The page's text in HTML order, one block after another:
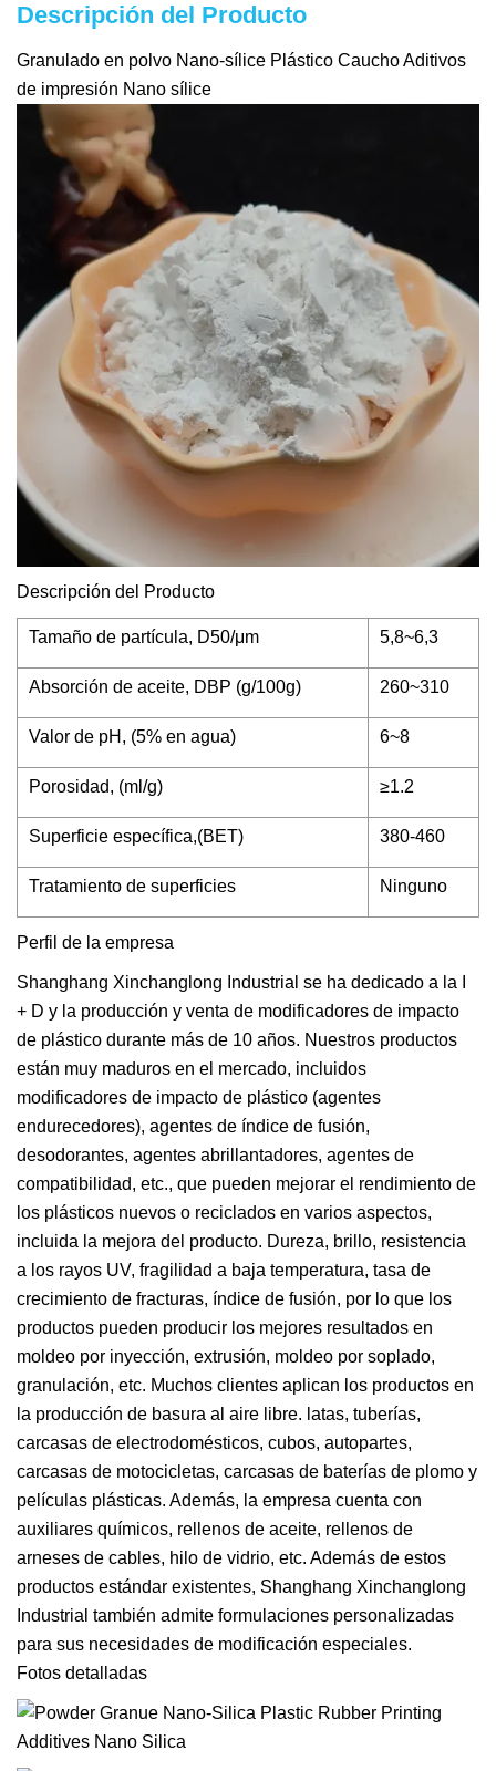
Descripción del Producto
Granulado en polvo Nano-sílice Plástico Caucho Aditivos
de impresión Nano sílice
Descripción del Producto
Tamaño de partícula, D50/μm 5,8~6,3
Absorción de aceite, DBP (g/100g) 260~310
Valor de pH, (5% en agua) 6~8
Porosidad, (ml/g) ≥1.2
Superficie específica,(BET) 380-460
Tratamiento de superficies Ninguno
Perfil de la empresa
Shanghang Xinchanglong Industrial se ha dedicado a la I
+ D y la producción y venta de modificadores de impacto
de plástico durante más de 10 años. Nuestros productos
están muy maduros en el mercado, incluidos
modificadores de impacto de plástico (agentes
endurecedores), agentes de índice de fusión,
desodorantes, agentes abrillantadores, agentes de
compatibilidad, etc., que pueden mejorar el rendimiento de
los plásticos nuevos o reciclados en varios aspectos,
incluida la mejora del producto. Dureza, brillo, resistencia
a los rayos UV, fragilidad a baja temperatura, tasa de
crecimiento de fracturas, índice de fusión, por lo que los
productos pueden producir los mejores resultados en
moldeo por inyección, extrusión, moldeo por soplado,
granulación, etc. Muchos clientes aplican los productos en
la producción de basura al aire libre. latas, tuberías,
carcasas de electrodomésticos, cubos, autopartes,
carcasas de motocicletas, carcasas de baterías de plomo y
películas plásticas. Además, la empresa cuenta con
auxiliares químicos, rellenos de aceite, rellenos de
arneses de cables, hilo de vidrio, etc. Además de estos
productos estándar existentes, Shanghang Xinchanglong
Industrial también admite formulaciones personalizadas
para sus necesidades de modificación especiales.
Fotos detalladas